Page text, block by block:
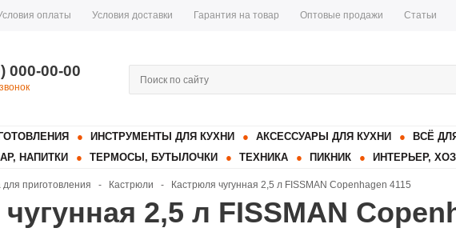
оплаты Условия доставки Гарантия на товар Оптовые продажи Статьи
000-00-00
ИНСТРУМЕНТЫ ДЛЯ КУХНИ АКСЕССУАРЫ ДЛЯ КУХНИ ВСЁ
НАПИТКИ ТЕРМОСЫ, БУТЫЛОЧКИ ТЕХНИКА ПИКНИК ИНТЕРЬЕР,
для приготовления - Кастрюли - Кастрюля чугунная 2,5 л FISSMAN Copenhagen 4115
2,5 л FISSMAN